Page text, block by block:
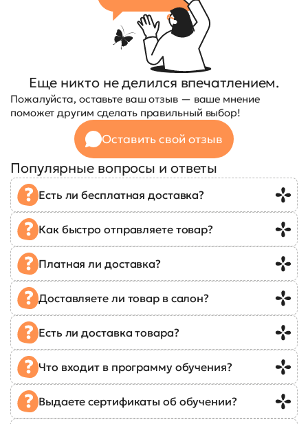
Еще никто не делился впечатлением.
Пожалуйста, оставьте ваш отзыв — ваше мнение
поможет другим сделать правильный выбор!
Оставить свой отзыв
Популярные вопросы и ответы
Есть ли бесплатная доставка?
Как быстро отправляете товар?
Платная ли доставка?
Доставляете ли товар в салон?
Есть ли доставка товара?
Что входит в программу обучения?
Выдаете сертификаты об обучении?